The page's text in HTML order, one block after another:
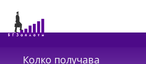
Колко получава